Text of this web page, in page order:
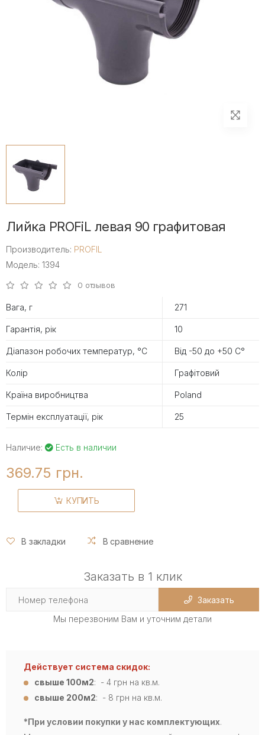
Лийка PROFiL левая 90 графитовая
Производитель: PROFIL
Модель: 1394
0 отзывов
Вага, г 271
Гарантія, рік 10
Діапазон робочих температур, °С Від -50 до +50 С°
Колір Графітовий
Країна виробництва Poland
Термін експлуатації, рік 25
Наличие: Есть в наличии
369.75 грн.
КУПИТЬ
В закладки В сравнение
Заказать в 1 клик
Заказать
Мы перезвоним Вам и уточним детали
Действует система скидок:
свыше 100м2: - 4 грн на кв.м.
свыше 200м2: - 8 грн на кв.м.
*При условии покупки у нас комплектующих.